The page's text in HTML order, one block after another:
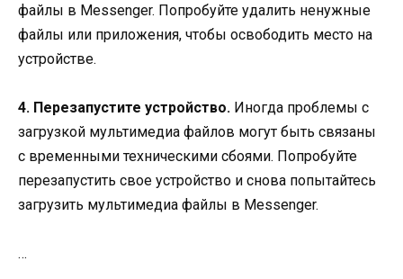
файлы в Messenger. Попробуйте удалить ненужные
файлы или приложения, чтобы освободить место на
устройстве.
4. Перезапустите устройство. Иногда проблемы с
загрузкой мультимедиа файлов могут быть связаны
с временными техническими сбоями. Попробуйте
перезапустить свое устройство и снова попытайтесь
загрузить мультимедиа файлы в Messenger.
…